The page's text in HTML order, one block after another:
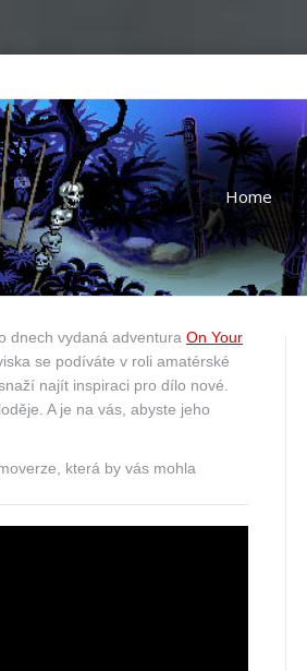
Home
dnech vydaná adventura On Your
se podíváte v roli amatérské
najít inspiraci pro dílo nové.
A je na vás, abyste jeho
která by vás mohla